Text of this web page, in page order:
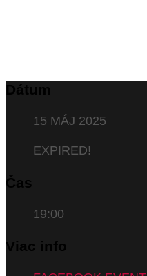
Dátum
15 MÁJ 2025
EXPIRED!
Čas
19:00
Viac info